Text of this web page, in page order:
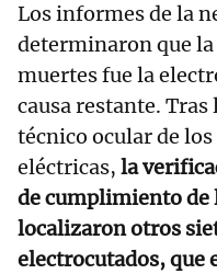
Los informes de la
determinaron que
muertes fue la
causa restante.
técnico ocular de
eléctricas, la
de cumplimiento de
localizaron otros
electrocutados, que